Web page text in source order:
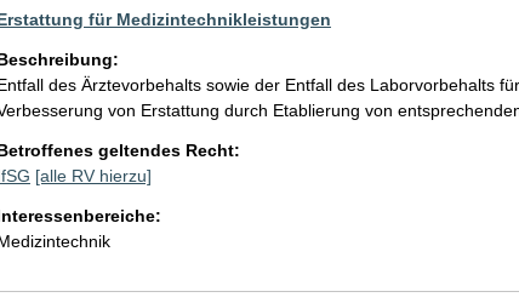
für Medizintechnikleistungen
des Ärztevorbehalts sowie der Entfall des Laborvorbehalts
von Erstattung durch Etablierung von
geltendes Recht:
[alle RV hierzu]